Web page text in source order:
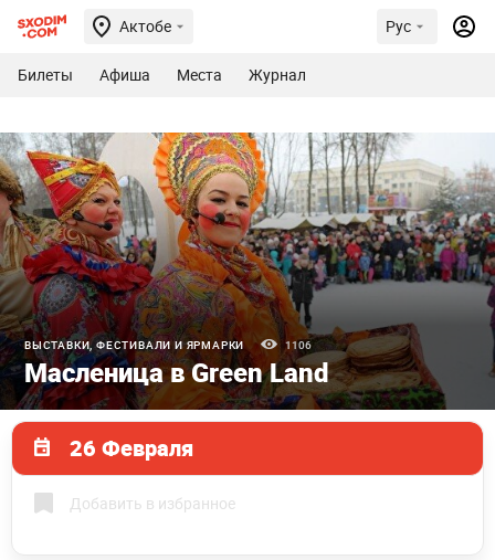
Актобе Рус
Билеты Афиша Места Журнал
ВЫСТАВКИ, ФЕСТИВАЛИ И ЯРМАРКИ 1106
Масленица в Green Land
26 Февраля
Добавить в избранное